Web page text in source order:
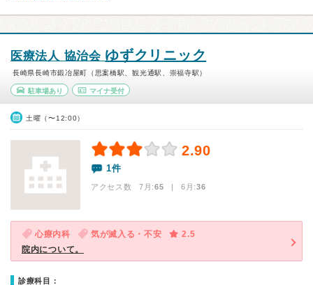
医療法人 協治会 ゆずクリニック
長崎県長崎市鍛冶屋町（思案橋駅、観光通駅、崇福寺駅）
駐車場あり マイナ受付
土曜（〜12:00）
2.90
1件
アクセス数 7月:65 | 6月:36
心療内科 気が滅入る・不安
2.5
院内について。
診療科目：